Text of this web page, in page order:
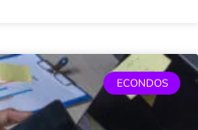
ECONDOS